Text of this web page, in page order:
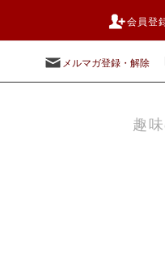
会員登
メルマガ登録・解除
趣